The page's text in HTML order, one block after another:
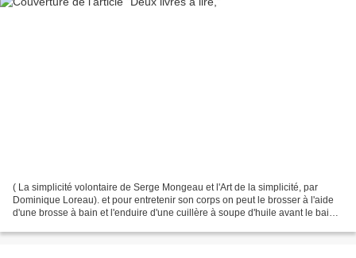
( La simplicité volontaire de Serge Mongeau et l'Art de la simplicité, par
Dominique Loreau). et pour entretenir son corps on peut le brosser à l'aide
d'une brosse à bain et l'enduire d'une cuillère à soupe d'huile avant le bain